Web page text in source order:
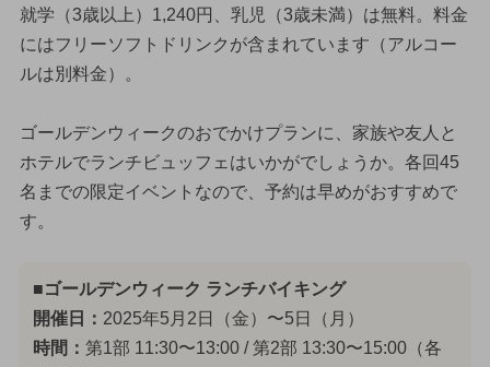
就学（3歳以上）1,240円、乳児（3歳未満）は無料。料金
にはフリーソフトドリンクが含まれています（アルコー
ルは別料金）。
ゴールデンウィークのおでかけプランに、家族や友人と
ホテルでランチビュッフェはいかがでしょうか。各回45
名までの限定イベントなので、予約は早めがおすすめで
す。
■ゴールデンウィーク ランチバイキング
開催日： 2025年5月2日（金）〜5日（月）
時間： 第1部 11:30〜13:00 / 第2部 13:30〜15:00（各